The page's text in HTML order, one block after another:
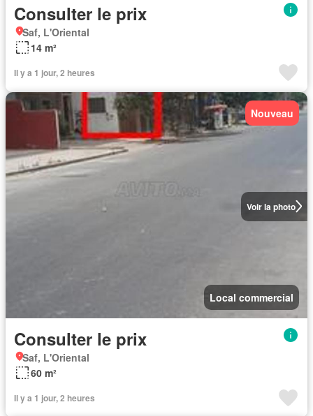
Consulter le prix
Saf, L'Oriental
14 m²
Il y a 1 jour, 2 heures
Voir la photo
Nouveau
Local commercial
Consulter le prix
Saf, L'Oriental
60 m²
Il y a 1 jour, 2 heures